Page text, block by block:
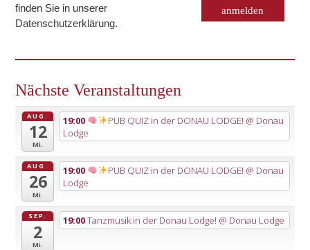
finden Sie in unserer
Datenschutzerklärung.
Nächste Veranstaltungen
AUG.
12
Mi.
19:00 PUB QUIZ in der DONAU LODGE! @ Donau
Lodge
AUG.
26
Mi.
19:00 PUB QUIZ in der DONAU LODGE! @ Donau
Lodge
SEP.
2
Mi.
19:00Tanzmusik in der Donau Lodge! @ Donau Lodge